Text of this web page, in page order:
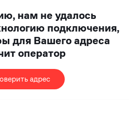
нам не удалось
подключения,
для Вашего адреса
оператор
адрес